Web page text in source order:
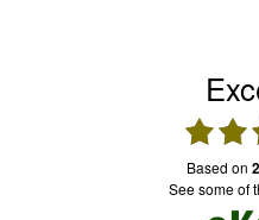
based on
see some of